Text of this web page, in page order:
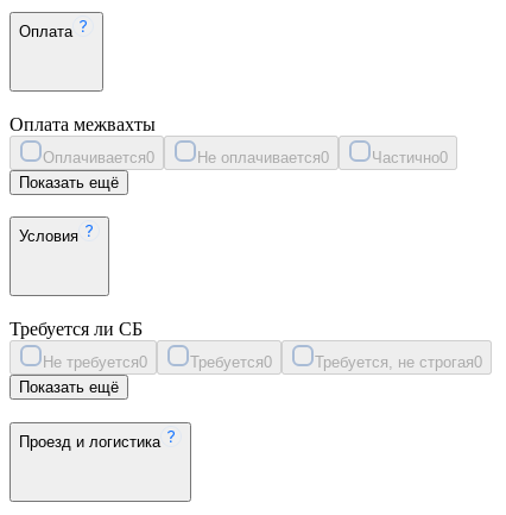
Оплата
Оплата межвахты
Оплачивается0 Не оплачивается0 Частично0
Показать ещё
Условия
Требуется ли СБ
Не требуется0 Требуется0 Требуется, не строгая0
Показать ещё
Проезд и логистика